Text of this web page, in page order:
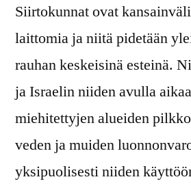
Siirtokunnat ovat
laittomia ja niitä pidetään
rauhan keskeisinä esteinä.
ja Israelin niiden avulla
miehitettyjen alueiden
veden ja muiden
yksipuolisesti niiden